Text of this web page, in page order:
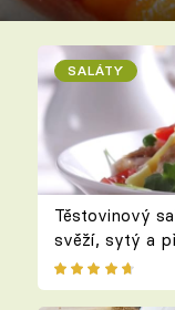
SALÁTY
Těstovinový
svěží, sytý a